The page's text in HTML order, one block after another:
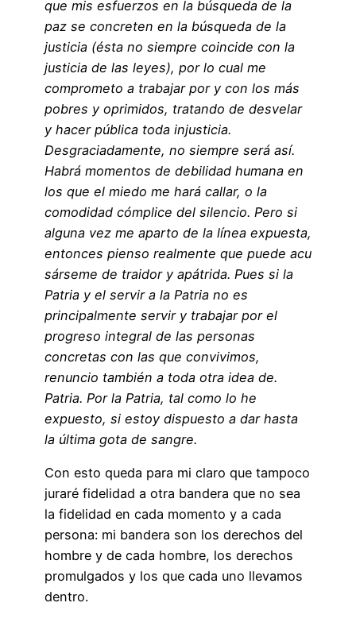
que mis esfuerzos en la búsqueda de la
paz se concreten en la búsqueda de la
justicia (ésta no siempre coincide con la
justicia de las leyes), por lo cual me
comprometo a trabajar por y con los más
pobres y oprimidos, tratando de desvelar
y hacer pública toda injusticia.
Desgraciadamente, no siempre será así.
Habrá momentos de debilidad humana en
los que el miedo me hará callar, o la
comodidad cómplice del silencio. Pero si
alguna vez me aparto de la línea expuesta,
entonces pienso realmente que puede acu
sárseme de traidor y apátrida. Pues si la
Patria y el servir a la Patria no es
principalmente servir y trabajar por el
progreso integral de las personas
concretas con las que convivimos,
renuncio también a toda otra idea de.
Patria. Por la Patria, tal como lo he
expuesto, si estoy dispuesto a dar hasta
la última gota de sangre.
Con esto queda para mi claro que tampoco
juraré fidelidad a otra bandera que no sea
la fidelidad en cada momento y a cada
persona: mi bandera son los derechos del
hombre y de cada hombre, los derechos
promulgados y los que cada uno llevamos
dentro.